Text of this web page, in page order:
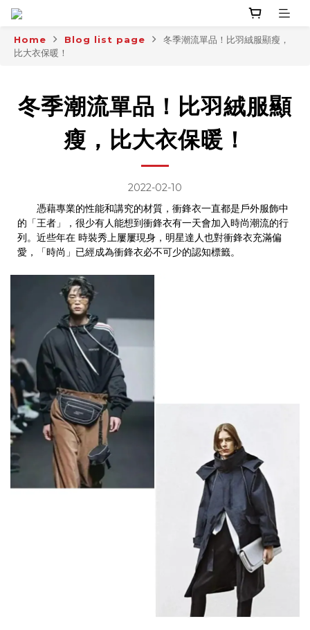
Home Blog list page
冬季潮流單品！比羽絨服顯瘦，
比大衣保暖！
冬季潮流單品！比羽絨服顯
瘦，比大衣保暖！
2022-02-10
憑藉專業的性能和講究的材質，衝鋒衣一直都是戶外服飾中
的「王者」，很少有人能想到衝鋒衣有一天會加入時尚潮流的行
列。近些年在 時裝秀上屢屢現身，明星達人也對衝鋒衣充滿偏
愛，「時尚」已經成為衝鋒衣必不可少的認知標籤。